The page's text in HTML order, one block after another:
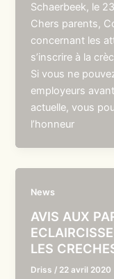
Schaerbeek, le
Chers parents,
concernant les
s’inscrire à la
Si vous ne
employeurs
actuelle, vous
l’honneur
News
AVIS AUX
LES
Driss / 22 avril 2020